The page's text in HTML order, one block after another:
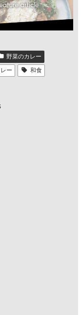
野菜のカレー
ー
和食